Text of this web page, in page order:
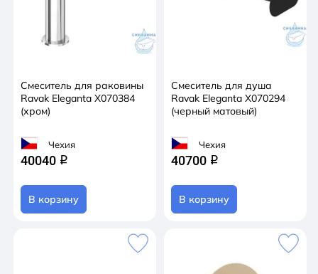
Смеситель для раковины
Ravak Eleganta X070384
(хром)
Чехия
40040 q
В корзину
Смеситель для душа
Ravak Eleganta X070294
(черный матовый)
Чехия
40700 q
В корзину